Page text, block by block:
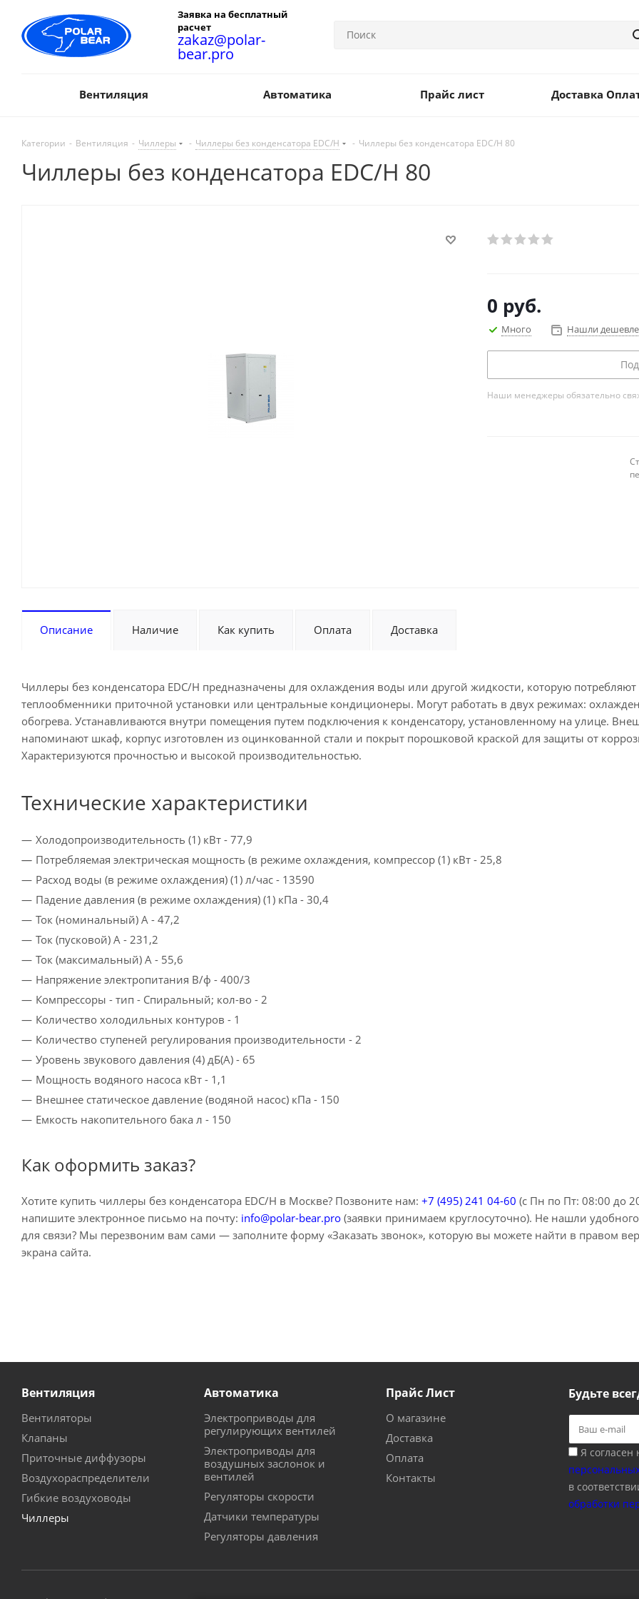
Заявка на бесплатный
расчет
zakaz@polar-
bear.pro
Вентиляция Автоматика Прайс лист Доставка
Категории - Вентиляция - Чиллеры - Чиллеры без конденсатора EDC/H - Чиллеры без конденсатора EDC/H 80
Чиллеры без конденсатора EDC/H 80
0 руб.
Много Нашли
Наши менеджеры обязательно
Описание Наличие Как купить Оплата Доставка
Чиллеры без конденсатора EDC/H предназначены для охлаждения воды или другой жидкости, которую потребляют
теплообменники приточной установки или центральные кондиционеры. Могут работать в двух режимах:
обогрева. Устанавливаются внутри помещения путем подключения к конденсатору, установленному на улице.
напоминают шкаф, корпус изготовлен из оцинкованной стали и покрыт порошковой краской для защиты от
Характеризуются прочностью и высокой производительностью.
Технические характеристики
Холодопроизводительность (1) кВт - 77,9
Потребляемая электрическая мощность (в режиме охлаждения, компрессор (1) кВт - 25,8
Расход воды (в режиме охлаждения) (1) л/час - 13590
Падение давления (в режиме охлаждения) (1) кПа - 30,4
Ток (номинальный) A - 47,2
Ток (пусковой) A - 231,2
Ток (максимальный) A - 55,6
Напряжение электропитания В/ф - 400/3
Компрессоры - тип - Спиральный; кол-­во - 2
Количество холодильных контуров - 1
Количество ступеней регулирования производительности - 2
Уровень звукового давления (4) дБ(A) - 65
Мощность водяного насоса кВт - 1,1
Внешнее статическое давление (водяной насос) кПа - 150
Емкость накопительного бака л - 150
Как оформить заказ?
Хотите купить чиллеры без конденсатора EDC/H в Москве? Позвоните нам: +7 (495) 241 04-60 (с Пн по Пт: 08:00 до
напишите электронное письмо на почту: info@polar-bear.pro (заявки принимаем круглосуточно). Не нашли
для связи? Мы перезвоним вам сами — заполните форму «Заказать звонок», которую вы можете найти в правом
экрана сайта.
Вентиляция
Вентиляторы
Клапаны
Приточные диффузоры
Воздухораспределители
Гибкие воздуховоды
Чиллеры
Автоматика
Электроприводы для
регулирующих вентилей
Электроприводы для
воздушных заслонок и
вентилей
Регуляторы скорости
Датчики температуры
Регуляторы давления
Прайс Лист
О магазине
Доставка
Оплата
Контакты
Будьте
Я согласен
в
обработки